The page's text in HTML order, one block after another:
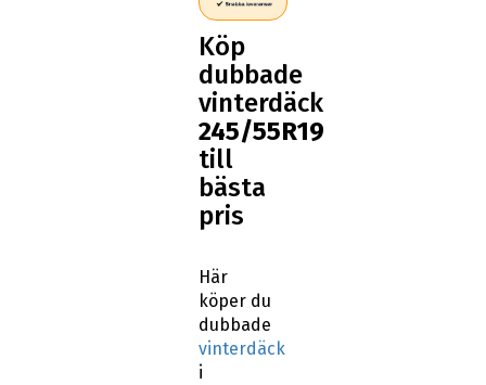
Köp
dubbade
vinterdäck
245/55R19
till
bästa
pris
Här
köper du
dubbade
vinterdäck
i